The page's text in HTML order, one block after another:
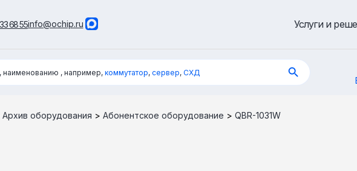
Услуги и
68 55info@ochip.ru
наименованию , например, коммутатор, сервер, СХД
Архив оборудования > Абонентское оборудование > QBR-1031W